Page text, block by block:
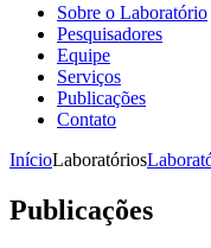
Sobre o Laboratório
Pesquisadores
Equipe
Serviços
Publicações
Contato
InícioLaboratórios
Publicações